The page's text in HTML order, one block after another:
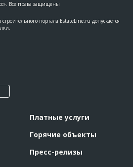
Все права защищены
портала EstateLine.ru допускается
Платные услуги
Горячие объекты
Пресс-релизы